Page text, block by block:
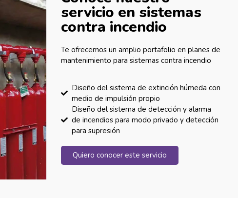
servicio en sistemas
contra incendio
Te ofrecemos un amplio portafolio en planes de
mantenimiento para sistemas contra incendio
Diseño del sistema de extinción húmeda con
medio de impulsión propio
Diseño del sistema de detección y alarma
de incendios para modo privado y detección
para supresión
Quiero conocer este servicio